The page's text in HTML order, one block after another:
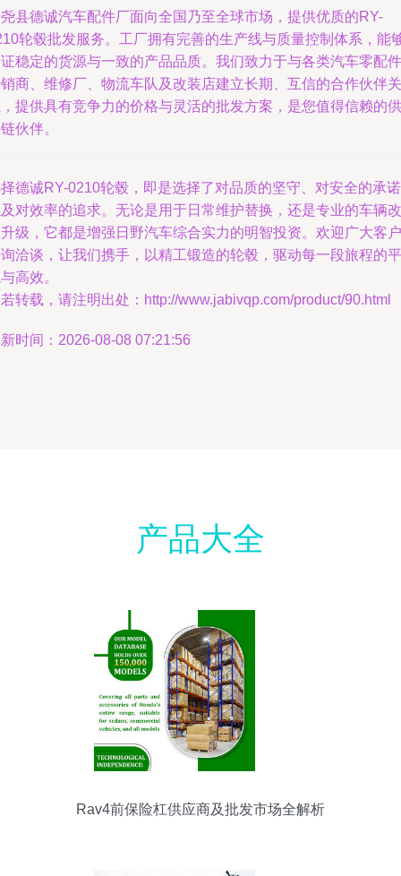
县德诚汽车配件厂面向全国乃至全球市场，提供优质的RY-
轮毂批发服务。工厂拥有完善的生产线与质量控制体系，能
稳定的货源与一致的产品品质。我们致力于与各类汽车零配件
商、维修厂、物流车队及改装店建立长期、互信的合作伙伴关
提供具有竞争力的价格与灵活的批发方案，是您值得信赖的供
伙伴。
德诚RY-0210轮毂，即是选择了对品质的坚守、对安全的承诺
对效率的追求。无论是用于日常维护替换，还是专业的车辆改
级，它都是增强日野汽车综合实力的明智投资。欢迎广大客户
洽谈，让我们携手，以精工锻造的轮毂，驱动每一段旅程的平
高效。
转载，请注明出处：http://www.jabivqp.com/product/90.html
时间：2026-08-08 07:21:56
产品大全
Rav4前保险杠供应商及批发市场全解析